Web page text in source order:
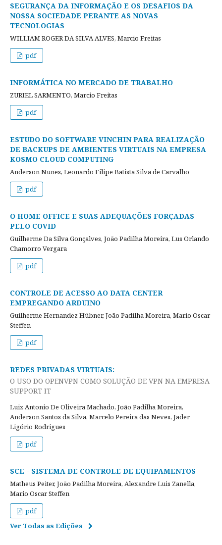
SEGURANÇA DA INFORMAÇÃO E OS DESAFIOS DA
NOSSA SOCIEDADE PERANTE AS NOVAS
TECNOLOGIAS
WILLIAM ROGER DA SILVA ALVES, Marcio Freitas
pdf
INFORMÁTICA NO MERCADO DE TRABALHO
ZURIEL SARMENTO, Marcio Freitas
pdf
ESTUDO DO SOFTWARE VINCHIN PARA REALIZAÇÃO
DE BACKUPS DE AMBIENTES VIRTUAIS NA EMPRESA
KOSMO CLOUD COMPUTING
Anderson Nunes, Leonardo Filipe Batista Silva de Carvalho
pdf
O HOME OFFICE E SUAS ADEQUAÇÕES FORÇADAS
PELO COVID
Guilherme Da Silva Gonçalves, João Padilha Moreira, Lus Orlando
Chamorro Vergara
pdf
CONTROLE DE ACESSO AO DATA CENTER
EMPREGANDO ARDUINO
Guilherme Hernandez Hübner, João Padilha Moreira, Mario Oscar
Steffen
pdf
REDES PRIVADAS VIRTUAIS:
O USO DO OPENVPN COMO SOLUÇÃO DE VPN NA EMPRESA
SUPPORT IT
Luiz Antonio De Oliveira Machado, João Padilha Moreira,
Anderson Santos da Silva, Marcelo Pereira das Neves, Jader
Ligório Rodrigues
pdf
SCE - SISTEMA DE CONTROLE DE EQUIPAMENTOS
Matheus Peiter, João Padilha Moreira, Alexandre Luis Zanella,
Mario Oscar Steffen
pdf
Ver Todas as Edições